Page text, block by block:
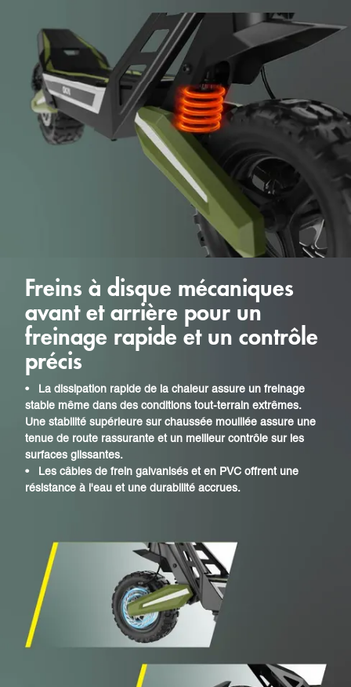
Freins à disque mécaniques
avant et arrière pour un
freinage rapide et un contrôle
précis
•
La dissipation rapide de la chaleur assure un freinage
stable même dans des conditions tout-terrain extrêmes.
Une stabilité supérieure sur chaussée mouillée assure une
tenue de route rassurante et un meilleur contrôle sur les
surfaces glissantes.
•
Les câbles de frein galvanisés et en PVC offrent une
résistance à l'eau et une durabilité accrues.